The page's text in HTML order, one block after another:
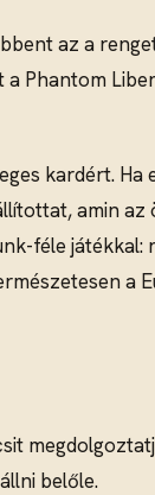
az a
Phantom
kardért. Ha
amin az
féle
a
belőle.